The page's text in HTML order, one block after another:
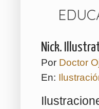
Nick.
Por Doctor
En: